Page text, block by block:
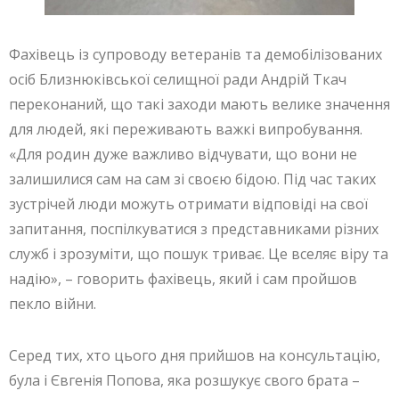
Фахівець із супроводу ветеранів та демобілізованих
осіб Близнюківської селищної ради Андрій Ткач
переконаний, що такі заходи мають велике значення
для людей, які переживають важкі випробування.
«Для родин дуже важливо відчувати, що вони не
залишилися сам на сам зі своєю бідою. Під час таких
зустрічей люди можуть отримати відповіді на свої
запитання, поспілкуватися з представниками різних
служб і зрозуміти, що пошук триває. Це вселяє віру та
надію», – говорить фахівець, який і сам пройшов
пекло війни.
Серед тих, хто цього дня прийшов на консультацію,
була і Євгенія Попова, яка розшукує свого брата –